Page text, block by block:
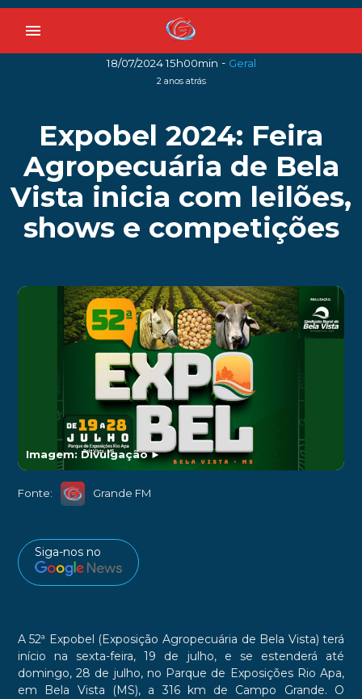
menu
18/07/2024 15h00min - Geral
2 anos atrás
Expobel 2024: Feira
Agropecuária de Bela
Vista inicia com leilões,
shows e competições
Imagem: Divulgação►
Fonte: Grande FM
Siga-nos no
A 52ª Expobel (Exposição Agropecuária de Bela Vista) terá
início na sexta-feira, 19 de julho, e se estenderá até
domingo, 28 de julho, no Parque de Exposições Rio Apa,
em Bela Vista (MS), a 316 km de Campo Grande. O